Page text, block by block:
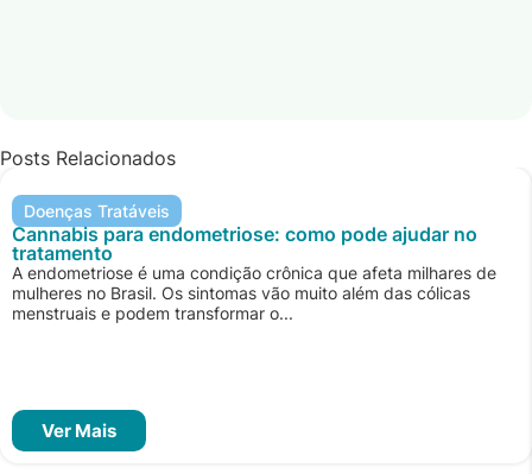
Posts Relacionados
Doenças Tratáveis
Cannabis para endometriose: como pode ajudar no
tratamento
A endometriose é uma condição crônica que afeta milhares de
mulheres no Brasil. Os sintomas vão muito além das cólicas
menstruais e podem transformar o...
Ver Mais